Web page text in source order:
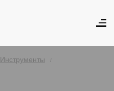
Инструменты